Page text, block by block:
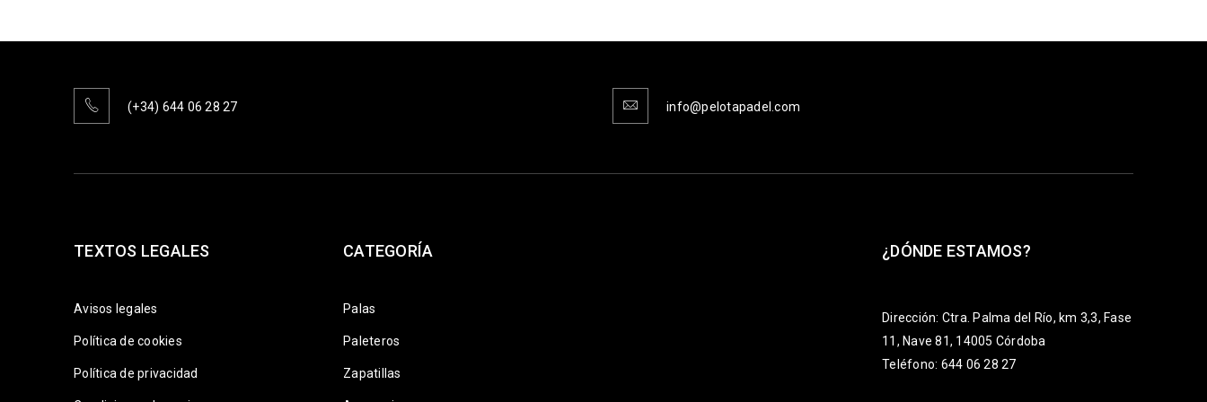
(+34) 644 06 28 27 info@pelotapadel.com
TEXTOS LEGALES
Avisos legales
Política de cookies
Política de privacidad
CATEGORÍA
Palas
Paleteros
Zapatillas
¿DÓNDE ESTAMOS?
Dirección: Ctra. Palma del Río, km 3,3, Fase
11, Nave 81, 14005 Córdoba
Teléfono: 644 06 28 27